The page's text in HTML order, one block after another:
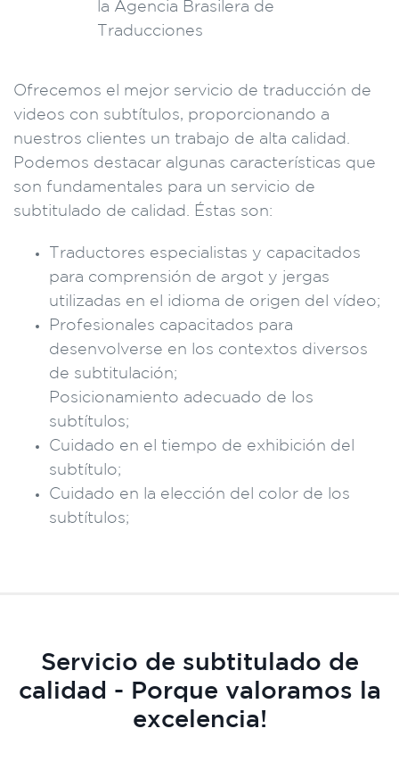
Ofrecemos el mejor servicio de traducción de
videos con subtítulos, proporcionando a
nuestros clientes un trabajo de alta calidad.
Podemos destacar algunas características que
son fundamentales para un servicio de
subtitulado de calidad. Éstas son:
Traductores especialistas y capacitados
para comprensión de argot y jergas
utilizadas en el idioma de origen del vídeo;
Profesionales capacitados para
desenvolverse en los contextos diversos
de subtitulación;
Posicionamiento adecuado de los
subtítulos;
Cuidado en el tiempo de exhibición del
subtítulo;
Cuidado en la elección del color de los
subtítulos;
Servicio de subtitulado de
calidad - Porque valoramos la
excelencia!